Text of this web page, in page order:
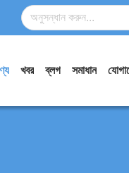
খবর ব্লগ সমাধান